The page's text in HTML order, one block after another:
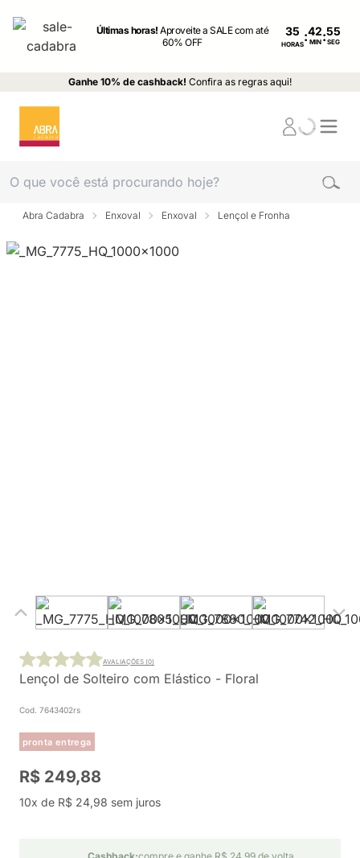
Últimas horas!Aproveite a SALE com até
60% OFF
35
HORAS: MIN : SEG
Ganhe 10% de cashback! Confira as regras aqui!
Abra Cadabra Enxoval Enxoval Lençol e Fronha
Lençol de Solteiro com Elástico - Floral
Cod. 7643402rs
pronta entrega
AVALIAÇÕES (0)
R$ 249,88
10x de R$ 24,98 sem juros